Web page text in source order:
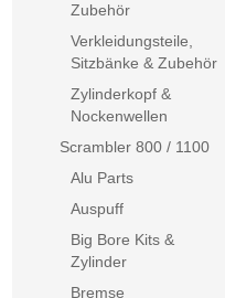
Zubehör
Verkleidungsteile,
Sitzbänke & Zubehör
Zylinderkopf &
Nockenwellen
Scrambler 800 / 1100
Alu Parts
Auspuff
Big Bore Kits &
Zylinder
Bremse